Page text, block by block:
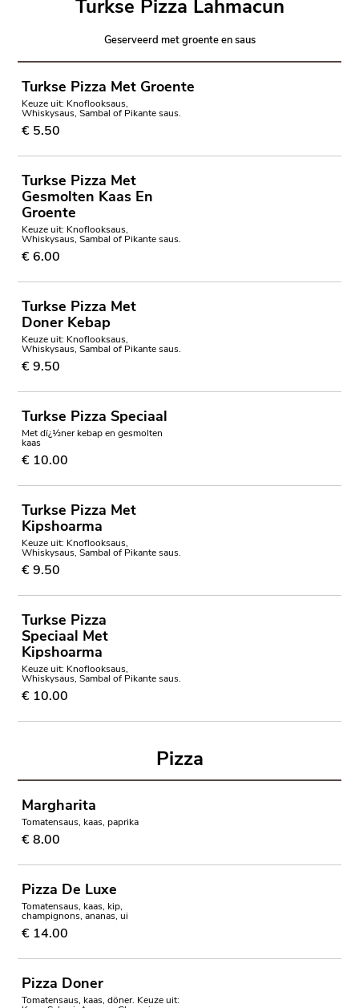
Turkse Pizza Lahmacun
Geserveerd met groente en saus
Turkse Pizza Met Groente
Keuze uit: Knoflooksaus,
Whiskysaus, Sambal of Pikante saus.
€ 5.50
Turkse Pizza Met
Gesmolten Kaas En
Groente
Keuze uit: Knoflooksaus,
Whiskysaus, Sambal of Pikante saus.
€ 6.00
Turkse Pizza Met
Doner Kebap
Keuze uit: Knoflooksaus,
Whiskysaus, Sambal of Pikante saus.
€ 9.50
Turkse Pizza Speciaal
Met dï¿½ner kebap en gesmolten
kaas
€ 10.00
Turkse Pizza Met
Kipshoarma
Keuze uit: Knoflooksaus,
Whiskysaus, Sambal of Pikante saus.
€ 9.50
Turkse Pizza
Speciaal Met
Kipshoarma
Keuze uit: Knoflooksaus,
Whiskysaus, Sambal of Pikante saus.
€ 10.00
Pizza
Margharita
Tomatensaus, kaas, paprika
€ 8.00
Pizza De Luxe
Tomatensaus, kaas, kip,
champignons, ananas, ui
€ 14.00
Pizza Doner
Tomatensaus, kaas, döner. Keuze uit: